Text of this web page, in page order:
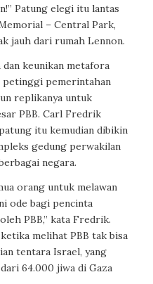
Patung elegi itu lantas
– Central Park,
jauh dari rumah Lennon.
dan keunikan metafora
petinggi pemerintahan
replikanya untuk
PBB. Carl Fredrik
itu kemudian dibikin
gedung perwakilan
negara.
orang untuk melawan
ode bagi pencinta
PBB,” kata Fredrik.
melihat PBB tak bisa
tentara Israel, yang
64.000 jiwa di Gaza